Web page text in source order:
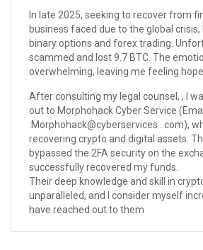
In late 2025, seeking to recover from
business faced due to the global
binary options and forex trading.
scammed and lost 9.7 BTC. The
overwhelming, leaving me feeling
After consulting my legal counsel, , I
out to Morphohack Cyber Service
:Morphohack@cyberservices . com),
recovering crypto and digital assets.
bypassed the 2FA security on the
successfully recovered my funds.
Their deep knowledge and skill in
unparalleled, and I consider myself
have reached out to them